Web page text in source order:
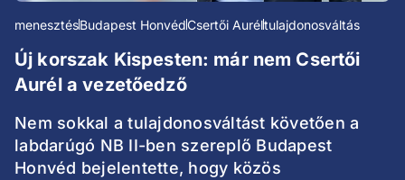
menesztésBudapest HonvédCsertői Auréltulajdonosváltás
Új korszak Kispesten: már nem Csertői
Aurél a vezetőedző
Nem sokkal a tulajdonosváltást követően a
labdarúgó NB II-ben szereplő Budapest
Honvéd bejelentette, hogy közös